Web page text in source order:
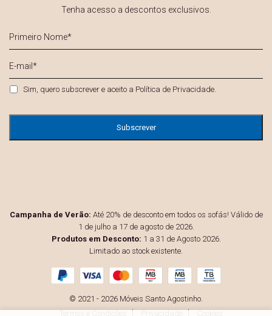
Tenha acesso a descontos exclusivos.
Nome
*
mail
Privacidade *
Sim, quero subscrever e aceito a Política de Privacidade
Campanha de Verão: Até 20% de desconto em todos os sofás! Válido de
1 de julho a 17 de agosto de 2026.
Produtos em Desconto: 1 a 31 de Agosto 2026.
Limitado ao stock existente.
© 2021 - 2026 Móveis Santo Agostinho.
Termos e Condições
Privacidade Cookies